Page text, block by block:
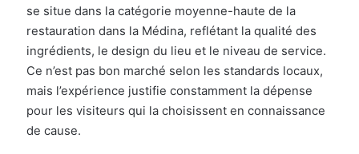
se situe dans la catégorie moyenne-haute de la
restauration dans la Médina, reflétant la qualité des
ingrédients, le design du lieu et le niveau de service.
Ce n’est pas bon marché selon les standards locaux,
mais l’expérience justifie constamment la dépense
pour les visiteurs qui la choisissent en connaissance
de cause.